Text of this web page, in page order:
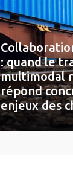
: quand le
multimodal
répond
enjeux des